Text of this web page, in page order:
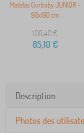
Matelas Ourbaby JUNIOR -
90x190 cm
108,40€
85,10 €
Description
Photos des